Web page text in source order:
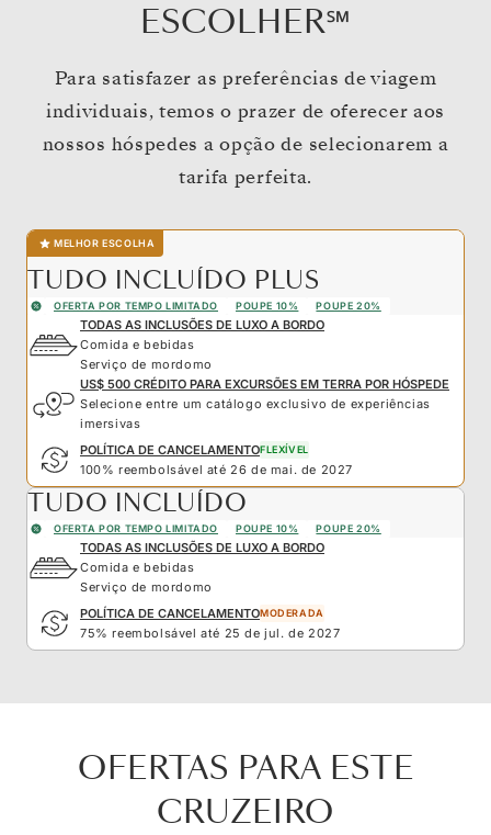
ESCOLHER℠
Para satisfazer as preferências de viagem
individuais, temos o prazer de oferecer aos
nossos hóspedes a opção de selecionarem a
tarifa perfeita.
MELHOR ESCOLHA
TUDO INCLUÍDO PLUS
OFERTA POR TEMPO LIMITADO POUPE 10% POUPE 20%
TODAS AS INCLUSÕES DE LUXO A BORDO
Comida e bebidas
Serviço de mordomo
US$ 500 CRÉDITO PARA EXCURSÕES EM TERRA POR HÓSPEDE
Selecione entre um catálogo exclusivo de experiências
imersivas
POLÍTICA DE CANCELAMENTOFLEXÍVEL
100% reembolsável até 26 de mai. de 2027
TUDO INCLUÍDO
OFERTA POR TEMPO LIMITADO POUPE 10% POUPE 20%
TODAS AS INCLUSÕES DE LUXO A BORDO
Comida e bebidas
Serviço de mordomo
POLÍTICA DE CANCELAMENTOMODERADA
75% reembolsável até 25 de jul. de 2027
OFERTAS PARA ESTE
CRUZEIRO